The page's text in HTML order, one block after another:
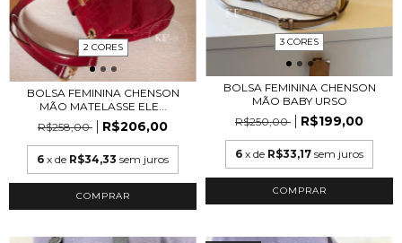
2 CORES
BOLSA FEMININA CHENSON
MÃO MATELASSE ELE...
R$258,00
R$206,00
6 x de R$34,33 sem juros
COMPRAR
3 CORES
BOLSA FEMININA CHENSON
MÃO BABY URSO
R$250,00
R$199,00
6 x de R$33,17 sem juros
COMPRAR